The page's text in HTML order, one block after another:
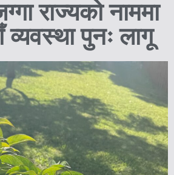
राज्यको नाममा
व्यवस्था पुनः लागू